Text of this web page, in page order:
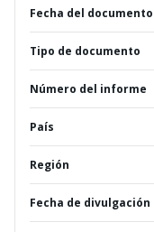
Fecha del documento
Tipo de documento
Número del informe
País
Región
Fecha de divulgación